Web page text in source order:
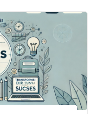
Dengan
bisa menikmati